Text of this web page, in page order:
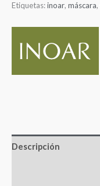
Etiquetas:inoar, máscara,
Descripción